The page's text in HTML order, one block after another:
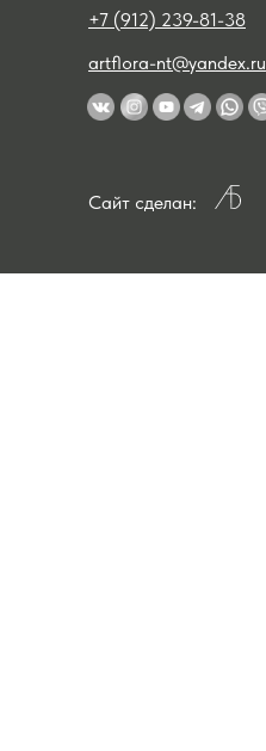
+7 (912) 239-81-38
artflora-nt@yandex.ru
Сайт сделан: